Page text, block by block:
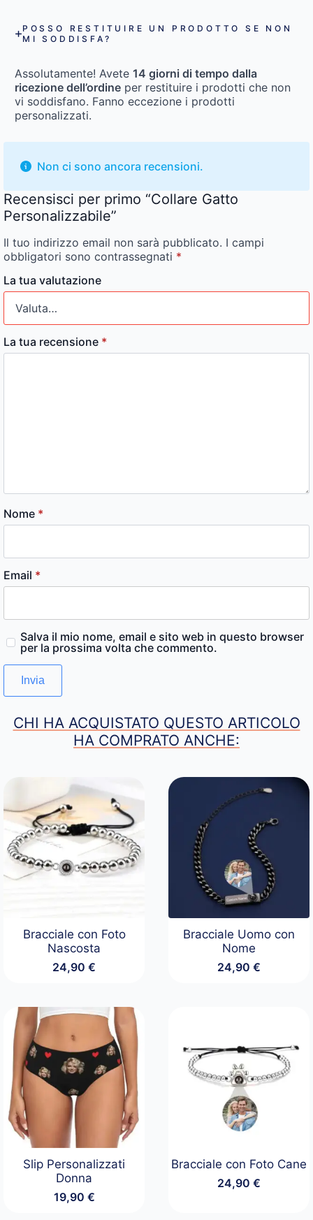
POSSO RESTITUIRE UN PRODOTTO SE NON
MI SODDISFA?
Assolutamente! Avete 14 giorni di tempo dalla
ricezione dell’ordine per restituire i prodotti che non
vi soddisfano. Fanno eccezione i prodotti
personalizzati.
Non ci sono ancora recensioni.
Recensisci per primo “Collare Gatto
Personalizzabile”
Il tuo indirizzo email non sarà pubblicato. I campi
obbligatori sono contrassegnati *
La tua valutazione
La tua recensione *
Nome *
Email *
Salva il mio nome, email e sito web in questo browser
per la prossima volta che commento.
CHI HA ACQUISTATO QUESTO ARTICOLO
HA COMPRATO ANCHE:
Bracciale con Foto
Nascosta
24,90€
Bracciale Uomo con
Nome
24,90 €
Slip Personalizzati
Donna
19,90 €
Bracciale con Foto Cane
24,90 €